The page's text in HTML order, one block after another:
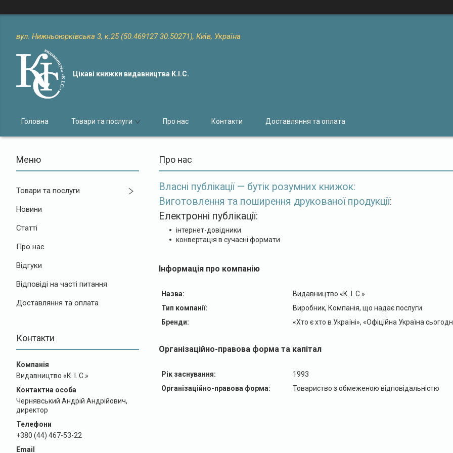
вул. Нижньоюрківська 3, к.25 (50.469127 30.50271), Київ, Україна
Цікаві книжки видавництва К.І.С.
Головна Товари та послуги Про нас Контакти Доставляння та оплата
Товари та послуги
Новини
Статті
Про нас
Відгуки
Відповіді на часті питання
Доставляння та оплата
Контакти
Видавництво «К. І. С.»
Чернявський Андрій Андрійович,
директор
+380 (44) 467-53-22
Про нас
Власні публікації — бутік розумних книжок:
Виготовлення та поширення друкованої продукції:
Електронні публікації:
інтернет-довідники
конвертація в сучасні формати
Інформація про компанію
Назва:
Видавництво «К. І. С.»
Тип компанії:
Виробник, Компанія, що надає послуги
Бренди:
«Хто є хто в Україні», «Офіційна Україна
Організаційно-правова форма та капітал
Рік заснування:
1993
Організаційно-правова форма:
Товариство з обмеженою відповідальністю